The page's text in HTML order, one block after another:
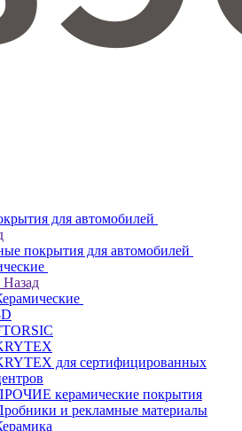
для автомобилей
покрытия для автомобилей
Назад
для сертифицированных
керамические покрытия
и рекламные материалы